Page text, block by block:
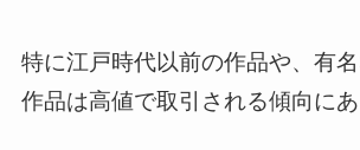
特に江戸時代以前の作品や、有
作品は高値で取引される傾向にあ